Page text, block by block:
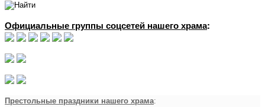
Официальные группы соцсетей нашего храма:
Престольные праздники нашего храма: